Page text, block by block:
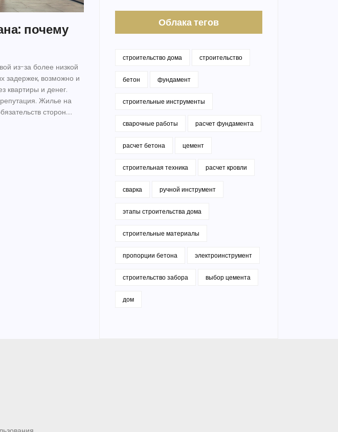
почему
из-за более низкой
задержек, возможно и
квартиры и денег.
Жилье на
сторон.
Облака тегов
строительство дома строительство
бетон фундамент
строительные инструменты
сварочные работы расчет фундамента
расчет бетона цемент
строительная техника расчет кровли
сварка ручной инструмент
этапы строительства дома
строительные материалы
пропорции бетона электроинструмент
строительство забора выбор цемента
дом